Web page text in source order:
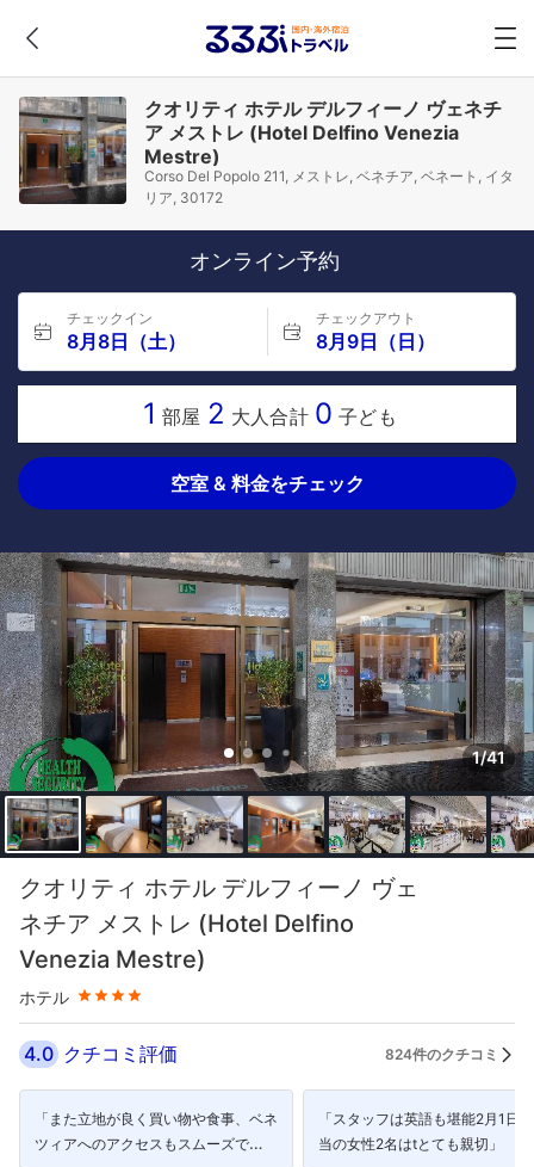
クオリティ ホテル デルフィーノ ヴェネチ
ア メストレ (Hotel Delfino Venezia
Mestre)
Corso Del Popolo 211, メストレ, ベネチア, ベネート, イタ
リア, 30172
オンライン予約
チェックイン
8月8日（土）
チェックアウト
8月9日（日）
1 部屋 2 大人合計 0 子ども
空室 & 料金をチェック
1/41
クオリティ ホテル デルフィーノ ヴェ
ネチア メストレ (Hotel Delfino
Venezia Mestre)
ホテル
星評価 4つ星
4.0 クチコミ評価 824件のクチコミ
「また立地が良く買い物や食事、ベネ
ツィアへのアクセスもスムーズで
「スタッフは英語も堪能2月1日
当の女性2名はtとても親切」